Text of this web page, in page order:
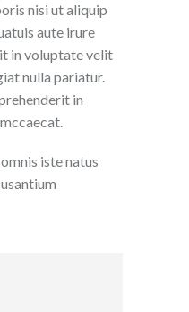
nisi ut aliquip
aute irure
in voluptate velit
nulla pariatur.
in
iste natus